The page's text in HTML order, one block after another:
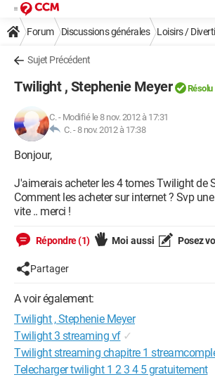
Forum Discussions générales Loisirs /
Sujet Précédent
Twilight , Stephenie Meyer Résolu
C.- Modifié le 8 nov. 2012 à 17:31
C. -8 nov. 2012 à 17:38
Bonjour,
J'aimerais acheter les 4 tomes Twilight de
Comment les acheter sur internet ? Svp
vite .. merci !
Répondre (1) Moi aussi Posez
Partager
A voir également:
Twilight , Stephenie Meyer
Twilight 3 streaming vf ✓
Twilight streaming chapitre 1
Telecharger twilight 1 2 3 4 5 gratuitement